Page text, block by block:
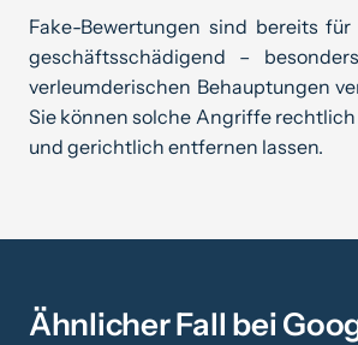
Fake-Bewertungen sind bereits
geschäftsschädigend –
verleumderischen Behauptungen
Sie können solche Angriffe
und gerichtlich entfernen lassen.
Ähnlicher Fall bei